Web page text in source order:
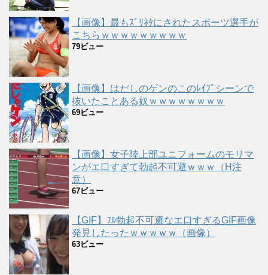
【画像】最もｽﾞﾘﾈﾀにされたスポーツ選手が
こちらｗｗｗｗｗｗｗｗｗ
79ビュー
【画像】はだしのゲンのこのﾚｲﾌﾟシーンで
抜いたことある奴ｗｗｗｗｗｗｗｗ
69ビュー
【画像】女子陸上部ユニフォームのモリマ
ンがエ口すぎて勃起不可避ｗｗｗ（H注
意）
67ビュー
【GIF】ﾌﾙ勃起不可避なエ口すぎるGIF画像
発見したったｗｗｗｗｗ（画像）
63ビュー